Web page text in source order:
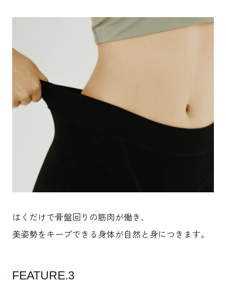
はくだけで骨盤回りの筋肉が働き、
美姿勢をキープできる身体が自然と身につきます。
FEATURE.3